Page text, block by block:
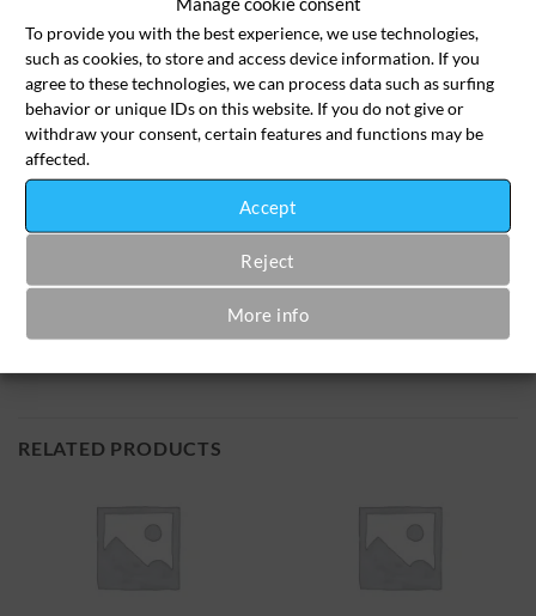
To provide you with the best experience, we use technologies,
such as cookies, to store and access device information. If you
agree to these technologies, we can process data such as surfing
behavior or unique IDs on this website. If you do not give or
withdraw your consent, certain features and functions may be
affected.
Accept
Reject
More info
Hose, lang Menge
In den Wäschekorb
RELATED PRODUCTS